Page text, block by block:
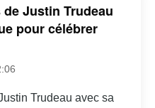
Justin Trudeau
pour célébrer
Trudeau avec sa